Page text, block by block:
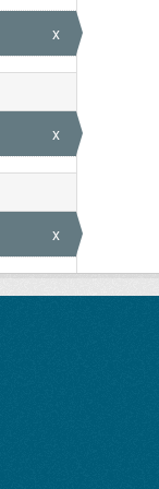
x
x
x